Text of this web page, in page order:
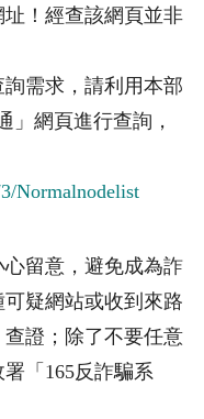
！經查該網頁並非
需求，請利用本部
」網頁進行查詢，
Normalnodelist
留意，避免成為詐
疑網站或收到來路
證；除了不要任意
「165反詐騙系